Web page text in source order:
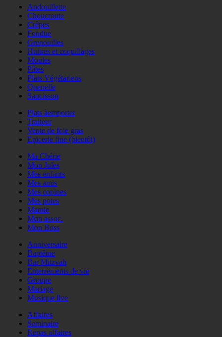
Andouillette
Choucroute
Crêpes
Fondue
Grenouilles
Huitres et coquillages
Moules
Pâtes
Plats Végétariens
Quenelle
Saucisson
Plats àemporter
Traiteur
Vente de foie gras
Epicerie fine (bientôt)
Ma Chérie
Mon Jules
Mes enfants
Mes amis
Mes copines
Mes potes
Mamie
Mon assoc.
Mon Boss
Anniversaire
Baptême
Bar Mitzvah
Enterrements de vie
Groupe
Mariage
Musique live
Affaires
Seminaire
Repas affaires